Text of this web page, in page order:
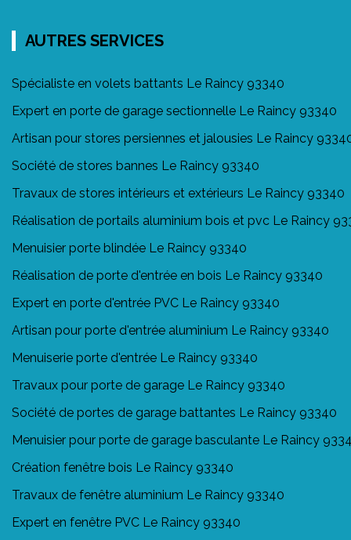
AUTRES SERVICES
Spécialiste en volets battants Le Raincy 93340
Expert en porte de garage sectionnelle Le Raincy 93340
Artisan pour stores persiennes et jalousies Le Raincy
Société de stores bannes Le Raincy 93340
Travaux de stores intérieurs et extérieurs Le Raincy 93340
Réalisation de portails aluminium bois et pvc Le Raincy
Menuisier porte blindée Le Raincy 93340
Réalisation de porte d'entrée en bois Le Raincy 93340
Expert en porte d'entrée PVC Le Raincy 93340
Artisan pour porte d'entrée aluminium Le Raincy 93340
Menuiserie porte d'entrée Le Raincy 93340
Travaux pour porte de garage Le Raincy 93340
Société de portes de garage battantes Le Raincy 93340
Menuisier pour porte de garage basculante Le Raincy
Création fenêtre bois Le Raincy 93340
Travaux de fenêtre aluminium Le Raincy 93340
Expert en fenêtre PVC Le Raincy 93340